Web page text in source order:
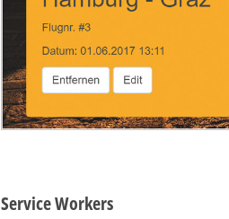
Service Workers